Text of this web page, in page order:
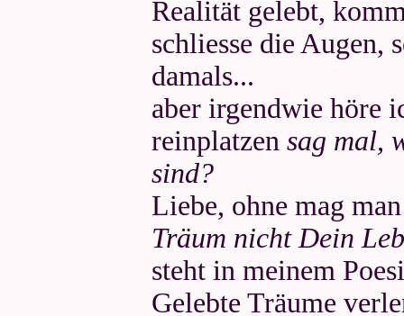
Realität gelebt,
schliesse die Augen,
damals...
aber irgendwie höre
reinplatzen sag mal,
sind?
Liebe, ohne mag
Träum nicht Dein
steht in meinem
Gelebte Träume